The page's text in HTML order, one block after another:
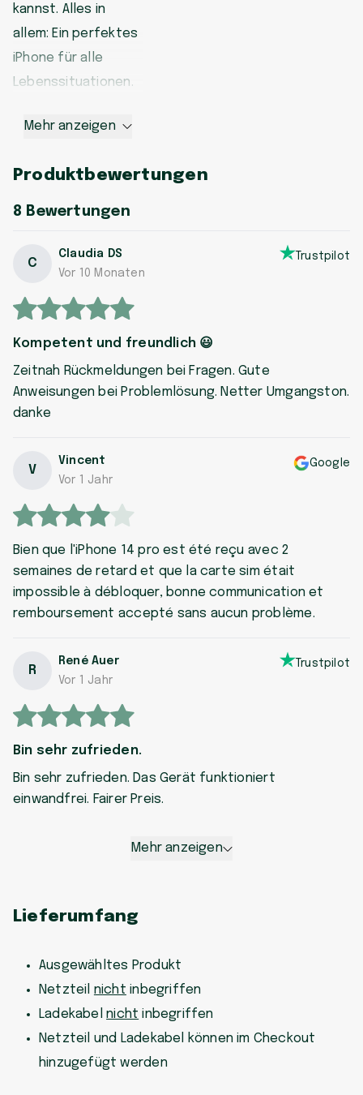
kannst. Alles in
allem: Ein perfektes
iPhone für alle
Lebenssituationen.
Mehr anzeigen
Produktbewertungen
8 Bewertungen
C
Claudia DS
Vor 10 Monaten
Trustpilot
Kompetent und freundlich 😃
Zeitnah Rückmeldungen bei Fragen. Gute
Anweisungen bei Problemlösung. Netter Umgangston.
danke
V
Vincent
Vor 1 Jahr
Google
Bien que l'iPhone 14 pro est été reçu avec 2
semaines de retard et que la carte sim était
impossible à débloquer, bonne communication et
remboursement accepté sans aucun problème.
R
René Auer
Vor 1 Jahr
Trustpilot
Bin sehr zufrieden.
Bin sehr zufrieden. Das Gerät funktioniert
einwandfrei. Fairer Preis.
Mehr anzeigen
Lieferumfang
Ausgewähltes Produkt
Netzteil nicht inbegriffen
Ladekabelnicht inbegriffen
Netzteil und Ladekabel können im Checkout
hinzugefügt werden